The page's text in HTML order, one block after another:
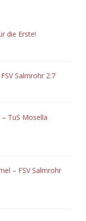
die Erste!
Salmrohr 2:7
– TuS Mosella
– FSV Salmrohr